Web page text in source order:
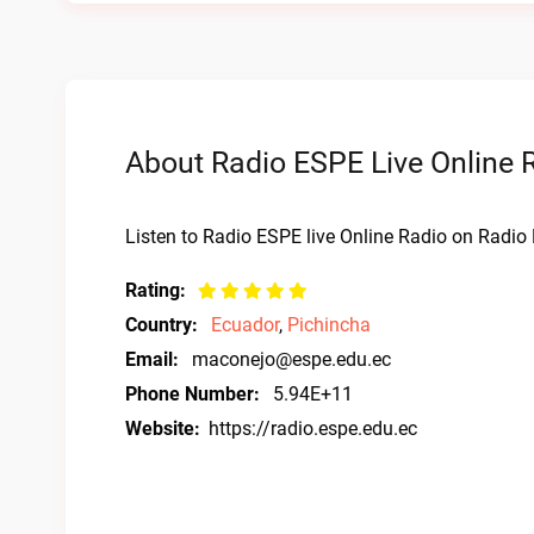
About Radio ESPE Live Online
Listen to Radio ESPE live Online Radio on Radio
Rating:
Country:
Ecuador, Pichincha
Email:
maconejo@espe.edu.ec
Phone Number:
5.94E+11
Website: https://radio.espe.edu.ec